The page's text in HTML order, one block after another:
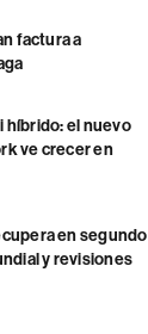
factura a
híbrido: el nuevo
ve crecer en
en segundo
y revisiones